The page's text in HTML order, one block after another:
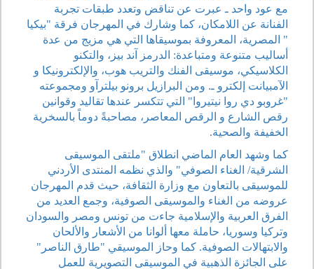
مع عود واحد ـ عبرت عن تناقض وتعدد طبقات تجربة
الفنانة عن اللامكان، كما وشارك في المهرجان فرقة "بيكيا
" المصرية، المعروفة بموسيقاها التي هي مزيج من عدة
أساليب متنوعة ومتباعدة: الدرمز آند بيز، والتكنو
الكلاسيكي، موسيقى الفنك والتريب هوب، والإلكترونيكا و
الآمبيانت إلكترو ـ. ومن البرازيل برونو بيلترآو ومجموعته
"غروبو دي روا نيتيروا" التي تتكسر عندها تقاليد وقوانين
رقص الشارع و الرقص المعاصر، مصاحبةً دوماً بالسخرية
الخفيفة والصحية.
كما وشهد العام الماضي انطلاق "ملتقى الموسيقى
الشرقية/ الغناء الصوفي" والذي نظمه المنتدى الأردني
للموسيقى بالتعاون مع وزارة الثقافة، حيث قدم المهرجان
عروضه من الغناء والموسيقى الصوفية، وجمع العديد من
الفرق العربية والإسلامية جاءت من تونس ومصر والسودان
وتركيا وسوريا، حاملة معها ألوانا من الأشعار والألحان
والابتهالات الصوفية. كما وحاز الموسيقي "طارق الناصر"
على الجائزة الذهبية في الموسيقى التصويرية للعمل